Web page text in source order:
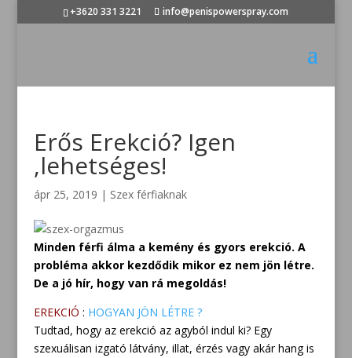
+3620 331 3221 info@penispowerspray.com
Erős Erekció? Igen
,lehetséges!
ápr 25, 2019 | Szex férfiaknak
Minden férfi álma a kemény és gyors erekció. A
probléma akkor kezdődik mikor ez nem jön létre.
De a jó hír, hogy van rá megoldás!
EREKCIÓ : HOGYAN JÖN LÉTRE ?
Tudtad, hogy az erekció az agyból indul ki? Egy
szexuálisan izgató látvány, illat, érzés vagy akár hang is